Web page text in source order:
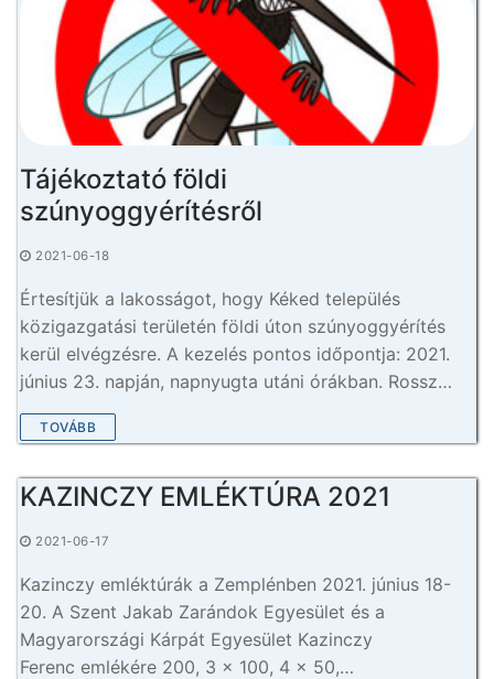
Tájékoztató földi
szúnyoggyérítésről
2021-06-18
Értesítjük a lakosságot, hogy Kéked település
közigazgatási területén földi úton szúnyoggyérítés
kerül elvégzésre. A kezelés pontos időpontja: 2021.
június 23. napján, napnyugta utáni órákban. Rossz…
TOVÁBB
KAZINCZY EMLÉKTÚRA 2021
2021-06-17
Kazinczy emléktúrák a Zemplénben 2021. június 18-
20. A Szent Jakab Zarándok Egyesület és a
Magyarországi Kárpát Egyesület Kazinczy
Ferenc emlékére 200, 3 x 100, 4 x 50,…